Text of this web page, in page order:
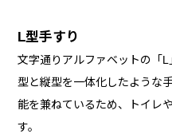
L型手すり
文字通りアルファベットの「
型と縦型を一体化したような
能を兼ねているため、トイレ
す。